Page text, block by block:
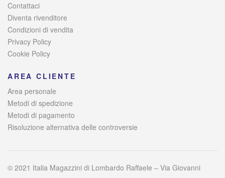
Contattaci
Diventa rivenditore
Condizioni di vendita
Privacy Policy
Cookie Policy
AREA CLIENTE
Area personale
Metodi di spedizione
Metodi di pagamento
Risoluzione alternativa delle controversie
© 2021 Italia Magazzini di Lombardo Raffaele – Via Giovanni